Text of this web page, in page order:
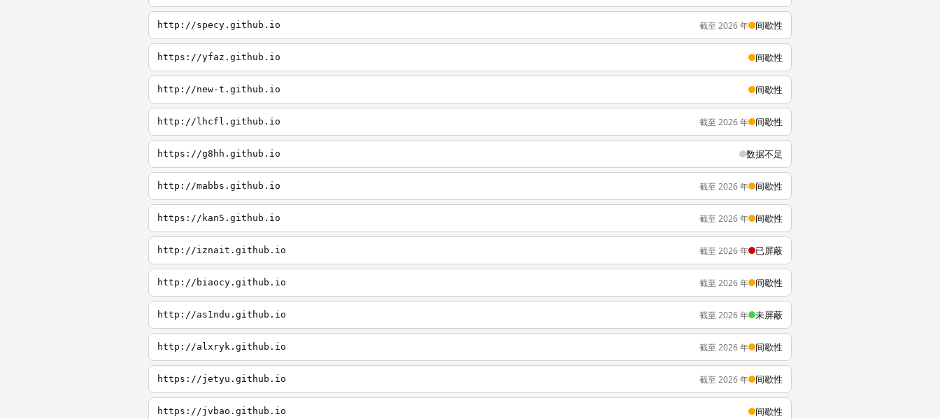
http://specy.github.io 截至 2026 年 间歇性
https://yfaz.github.io 间歇性
http://new-t.github.io 间歇性
http://lhcfl.github.io 截至 2026 年 间歇性
https://g8hh.github.io 数据不足
http://mabbs.github.io 截至 2026 年 间歇性
https://kan5.github.io 截至 2026 年 间歇性
http://iznait.github.io 截至 2026 年 已屏蔽
http://biaocy.github.io 截至 2026 年 间歇性
http://as1ndu.github.io 截至 2026 年 未屏蔽
http://alxryk.github.io 截至 2026 年 间歇性
https://jetyu.github.io 截至 2026 年 间歇性
https://jvbao.github.io 间歇性